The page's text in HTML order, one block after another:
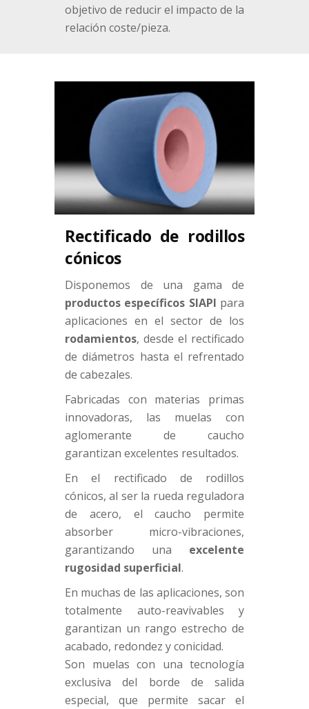
objetivo de reducir el impacto de la
relación coste/pieza.
Rectificado de rodillos
cónicos
Disponemos de una gama de
productos específicos SIAPI para
aplicaciones en el sector de los
rodamientos, desde el rectificado
de diámetros hasta el refrentado
de cabezales.
Fabricadas con materias primas
innovadoras, las muelas con
aglomerante de caucho
garantizan excelentes resultados.
En el rectificado de rodillos
cónicos, al ser la rueda reguladora
de acero, el caucho permite
absorber micro-vibraciones,
garantizando una excelente
rugosidad superficial.
En muchas de las aplicaciones, son
totalmente auto-reavivables y
garantizan un rango estrecho de
acabado, redondez y conicidad.
Son muelas con una tecnología
exclusiva del borde de salida
especial, que permite sacar el